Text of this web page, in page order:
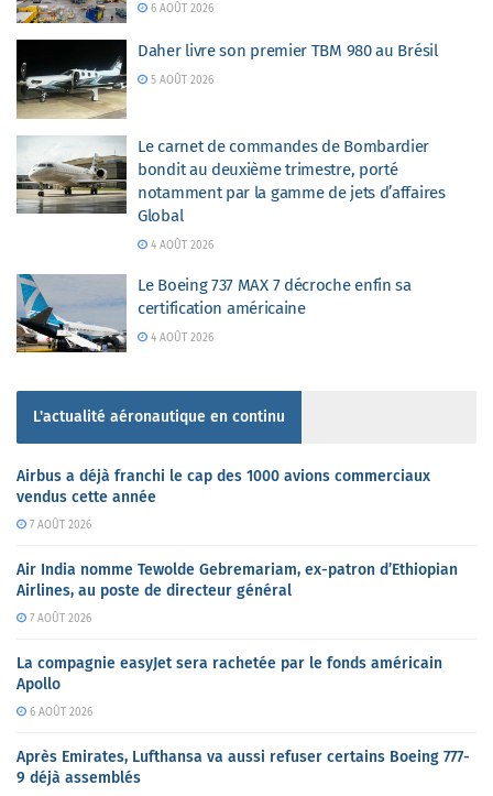
6 AOÛT 2026
Daher livre son premier TBM 980 au Brésil
5 AOÛT 2026
Le carnet de commandes de Bombardier
bondit au deuxième trimestre, porté
notamment par la gamme de jets d’affaires
Global
4 AOÛT 2026
Le Boeing 737 MAX 7 décroche enfin sa
certification américaine
4 AOÛT 2026
L'actualité aéronautique en continu
Airbus a déjà franchi le cap des 1000 avions commerciaux
vendus cette année
7 AOÛT 2026
Air India nomme Tewolde Gebremariam, ex-patron d’Ethiopian
Airlines, au poste de directeur général
7 AOÛT 2026
La compagnie easyJet sera rachetée par le fonds américain
Apollo
6 AOÛT 2026
Après Emirates, Lufthansa va aussi refuser certains Boeing 777-
9 déjà assemblés